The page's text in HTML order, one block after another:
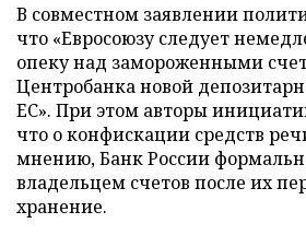
В совместном заявлении
что «Евросоюзу следует
опеку над замороженными
Центробанка новой
ЕС». При этом авторы
что о конфискации средств
мнению, Банк России
владельцем счетов после их
хранение.